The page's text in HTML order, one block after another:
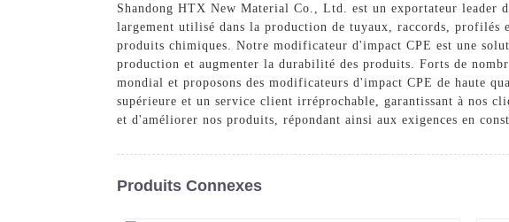
Shandong HTX New Material Co., Ltd. est un exportateur leader
largement utilisé dans la production de tuyaux, raccords, profilés
produits chimiques. Notre modificateur d'impact CPE est une
production et augmenter la durabilité des produits. Forts de
mondial et proposons des modificateurs d'impact CPE de haute
supérieure et un service client irréprochable, garantissant à nos
et d'améliorer nos produits, répondant ainsi aux exigences en
Produits Connexes